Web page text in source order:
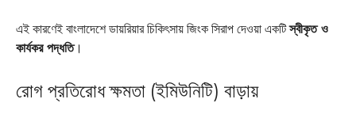
এই কারণেই বাংলাদেশে ডায়রিয়ার চিকিৎসায় জিংক সিরাপ দেওয়া একটিস্বীকৃত ও
কার্যকর পদ্ধতি।
রোগ প্রতিরোধ ক্ষমতা (ইমিউনিটি) বাড়ায়